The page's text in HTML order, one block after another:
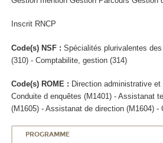
Inscrit RNCP
Code(s) NSF : Spécialités plurivalentes
(310) - Comptabilite, gestion (314)
Code(s) ROME : Direction administrative
Conduite d enquêtes (M1401) - Assistanat
(M1605) - Assistanat de direction (M1604) -
PROGRAMME